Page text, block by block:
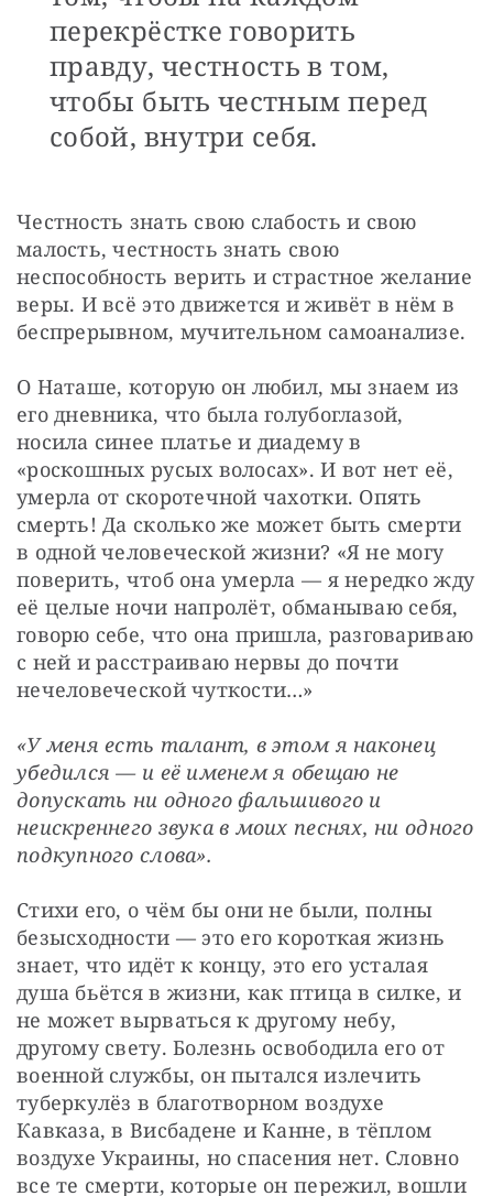
перекрёстке говорить
правду, честность в том,
чтобы быть честным перед
собой, внутри себя.
Честность знать свою слабость и свою
малость, честность знать свою
неспособность верить и страстное желание
веры. И всё это движется и живёт в нём в
беспрерывном, мучительном самоанализе.
О Наташе, которую он любил, мы знаем из
его дневника, что была голубоглазой,
носила синее платье и диадему в
«роскошных русых волосах». И вот нет её,
умерла от скоротечной чахотки. Опять
смерть! Да сколько же может быть смерти
в одной человеческой жизни? «Я не могу
поверить, чтоб она умерла — я нередко жду
её целые ночи напролёт, обманываю себя,
говорю себе, что она пришла, разговариваю
с ней и расстраиваю нервы до почти
нечеловеческой чуткости…»
«У меня есть талант, в этом я наконец
убедился — и её именем я обещаю не
допускать ни одного фальшивого и
неискреннего звука в моих песнях, ни одного
подкупного слова».
Стихи его, о чём бы они не были, полны
безысходности — это его короткая жизнь
знает, что идёт к концу, это его усталая
душа бьётся в жизни, как птица в силке, и
не может вырваться к другому небу,
другому свету. Болезнь освободила его от
военной службы, он пытался излечить
туберкулёз в благотворном воздухе
Кавказа, в Висбадене и Канне, в тёплом
воздухе Украины, но спасения нет. Словно
все те смерти, которые он пережил, вошли